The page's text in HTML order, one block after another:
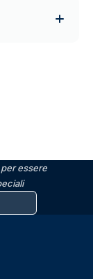
per essere